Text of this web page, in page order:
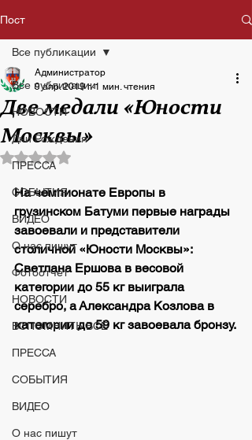
Пост
Все публикации
НОВОСТИ
Дни Рождения
ПРЕССА
СОБЫТИЯ
ВИДЕО
О нас пишут
Фотоотчет
НОВОСТИ
ВСПОМНИТЬ ВСЁ
ПРЕССА
СОБЫТИЯ
ВИДЕО
О нас пишут
Все публикации
Две медали «Юности
Москвы»
Администратор
9 апр. 2019 г. 1 мин. чтения
Оценка: не число из 5 звезд.
На чемпионате Европы в
грузинском Батуми первые награды
завоевали и представители
столичной «Юности Москвы»:
Светлана Ершова в весовой
категории до 55 кг выиграла
серебро, а Александра Козлова в
категории до 59 кг завоевала бронзу.